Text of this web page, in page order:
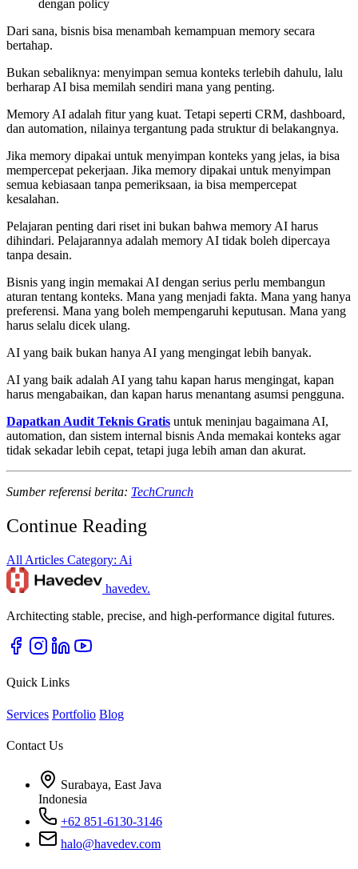
dengan policy
Dari sana, bisnis bisa menambah kemampuan memory secara
bertahap.
Bukan sebaliknya: menyimpan semua konteks terlebih dahulu, lalu
berharap AI bisa memilah sendiri mana yang penting.
Memory AI adalah fitur yang kuat. Tetapi seperti CRM, dashboard,
dan automation, nilainya tergantung pada struktur di belakangnya.
Jika memory dipakai untuk menyimpan konteks yang jelas, ia bisa
mempercepat pekerjaan. Jika memory dipakai untuk menyimpan
semua kebiasaan tanpa pemeriksaan, ia bisa mempercepat
kesalahan.
Pelajaran penting dari riset ini bukan bahwa memory AI harus
dihindari. Pelajarannya adalah memory AI tidak boleh dipercaya
tanpa desain.
Bisnis yang ingin memakai AI dengan serius perlu membangun
aturan tentang konteks. Mana yang menjadi fakta. Mana yang hanya
preferensi. Mana yang boleh mempengaruhi keputusan. Mana yang
harus selalu dicek ulang.
AI yang baik bukan hanya AI yang mengingat lebih banyak.
AI yang baik adalah AI yang tahu kapan harus mengingat, kapan
harus mengabaikan, dan kapan harus menantang asumsi pengguna.
Dapatkan Audit Teknis Gratis untuk meninjau bagaimana AI,
automation, dan sistem internal bisnis Anda memakai konteks agar
tidak sekadar lebih cepat, tetapi juga lebih aman dan akurat.
Sumber referensi berita: TechCrunch
Continue Reading
All Articles Category: Ai
havedev.
Architecting stable, precise, and high-performance digital futures.
Quick Links
Services Portfolio Blog
Contact Us
Surabaya, East Java
Indonesia
+62 851-6130-3146
halo@havedev.com